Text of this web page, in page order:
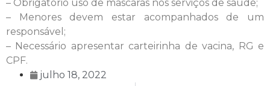
– Obrigatório uso de máscaras nos serviços de saúde;
– Menores devem estar acompanhados de um
responsável;
– Necessário apresentar carteirinha de vacina, RG e
CPF.
julho 18, 2022